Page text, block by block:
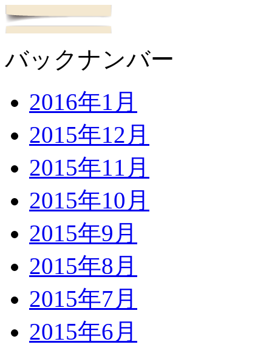
バックナンバー
2016年1月
2015年12月
2015年11月
2015年10月
2015年9月
2015年8月
2015年7月
2015年6月